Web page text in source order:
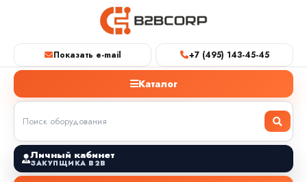
Показать e-mail +7 (495) 143-45-45
Каталог
Личный кабинет
ЗАКУПЩИКА B2B